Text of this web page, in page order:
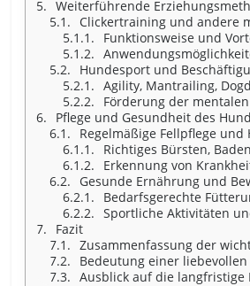
Weiterführende
Clickertraining und andere
Funktionsweise und
Anwendungsmöglichkeiten für
Hundesport und
Agility, Mantrailing,
Förderung der mentalen und
Pflege und Gesundheit des
Regelmäßige Fellpflege und
Richtiges Bürsten,
Erkennung von
Gesunde Ernährung und
Bedarfsgerechte
Sportliche Aktivitäten
Fazit
Zusammenfassung der wichtigsten Punkte zur
Bedeutung einer liebevollen und konsequenten Erziehung für
Ausblick auf die langfristige Beziehung und Bindung